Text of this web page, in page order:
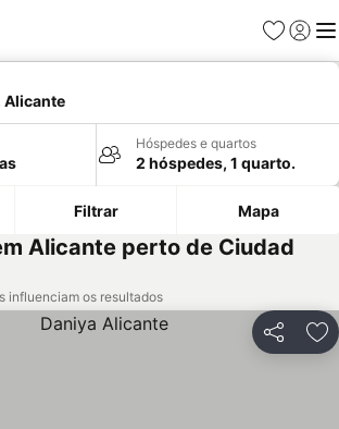
Favoritos
Iniciar
Alicante
Hóspedes e quartos
2 hóspedes, 1 quarto.
Filtrar Mapa
Alicante perto de Ciudad
influenciam os resultados
Partilhar